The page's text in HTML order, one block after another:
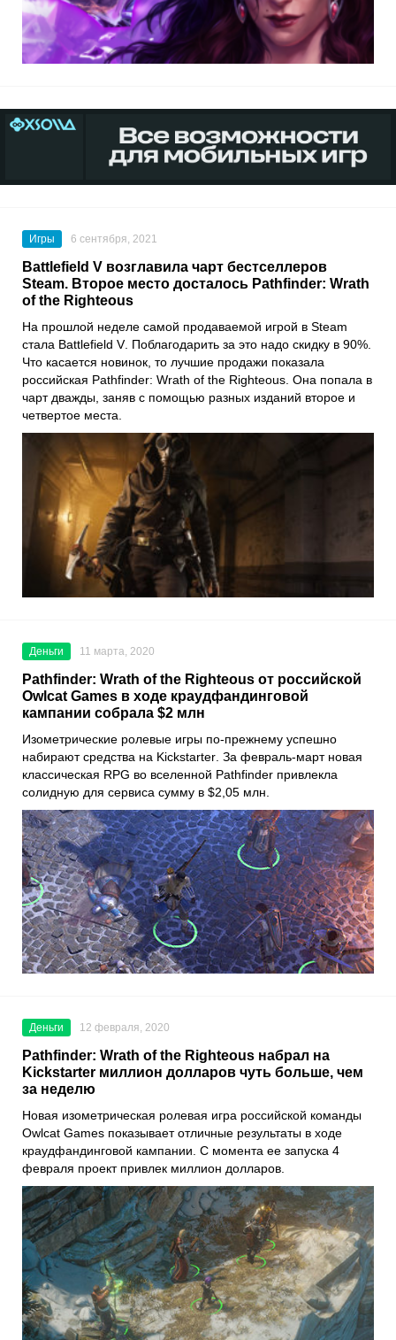
Игры 6 сентября, 2021
Battlefield V возглавила чарт бестселлеров
Steam. Второе место досталось Pathfinder: Wrath
of the Righteous
На прошлой неделе самой продаваемой игрой в Steam
стала Battlefield V. Поблагодарить за это надо скидку в 90%.
Что касается новинок, то лучшие продажи показала
российская Pathfinder: Wrath of the Righteous . Она попала в
чарт дважды, заняв с помощью разных изданий второе и
четвертое места.
Деньги 11 марта, 2020
Pathfinder: Wrath of the Righteous от российской
Owlcat Games в ходе краудфандинговой
кампании собрала $2 млн
Изометрические ролевые игры по-прежнему успешно
набирают средства на Kickstarter . За февраль-март новая
классическая RPG во вселенной Pathfinder привлекла
солидную для сервиса сумму в $2,05 млн.
Деньги 12 февраля, 2020
Pathfinder: Wrath of the Righteous набрал на
Kickstarter миллион долларов чуть больше, чем
за неделю
Новая изометрическая ролевая игра российской команды
Owlcat Games показывает отличные результаты в ходе
краудфандинговой кампании. С момента ее запуска 4
февраля проект привлек миллион долларов.